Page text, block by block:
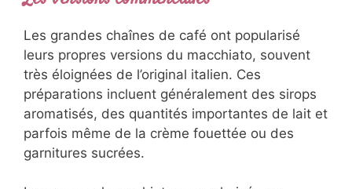
Les grandes chaînes de café ont popularisé
leurs propres versions du macchiato, souvent
très éloignées de l’original italien. Ces
préparations incluent généralement des sirops
aromatisés, des quantités importantes de lait et
parfois même de la crème fouettée ou des
garnitures sucrées.